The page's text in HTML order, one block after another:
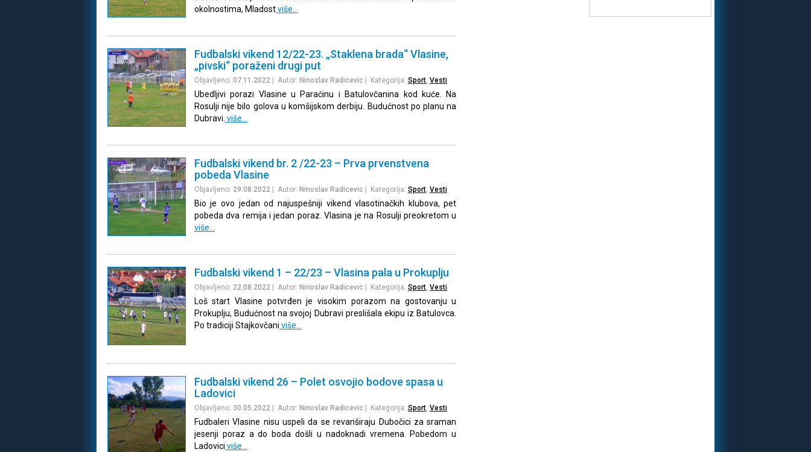
okolnostima, Mladostviše…
Fudbalski vikend 12/22-23. „Staklena brada“ Vlasine,
„pivski“ poraženi drugi put
Objavljeno: 07.11.2022| Autor: Ninoslav Radicevic | Kategorija: Sport, Vesti
Ubedljivi porazi Vlasine u Paraćinu i Batulovčanina kod kuće. Na
Rosulji nije bilo golova u komšijskom derbiju. Budućnost po planu na
Dubravi. više…
Fudbalski vikend br. 2 /22-23 – Prva prvenstvena
pobeda Vlasine
Objavljeno: 29.08.2022| Autor: Ninoslav Radicevic | Kategorija: Sport, Vesti
Bio je ovo jedan od najuspešniji vikend vlasotinačkih klubova, pet
pobeda dva remija i jedan poraz. Vlasina je na Rosulji preokretom u
više…
Fudbalski vikend 1 – 22/23 – Vlasina pala u Prokuplju
Objavljeno: 22.08.2022| Autor: Ninoslav Radicevic | Kategorija: Sport, Vesti
Loš start Vlasine potvrđen je visokim porazom na gostovanju u
Prokuplju, Budućnost na svojoj Dubravi preslišala ekipu iz Batulovca.
Po tradiciji Stajkovčani više…
Fudbalski vikend 26 – Polet osvojio bodove spasa u
Ladovici
Objavljeno: 30.05.2022| Autor: Ninoslav Radicevic | Kategorija: Sport, Vesti
Fudbaleri Vlasine nisu uspeli da se revanširaju Dubočici za sraman
jesenji poraz a do boda došli u nadoknadi vremena. Pobedom u
Ladovici više…